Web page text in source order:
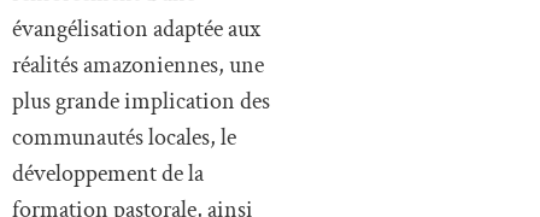
évangélisation adaptée aux
réalités amazoniennes, une
plus grande implication des
communautés locales, le
développement de la
formation pastorale, ainsi